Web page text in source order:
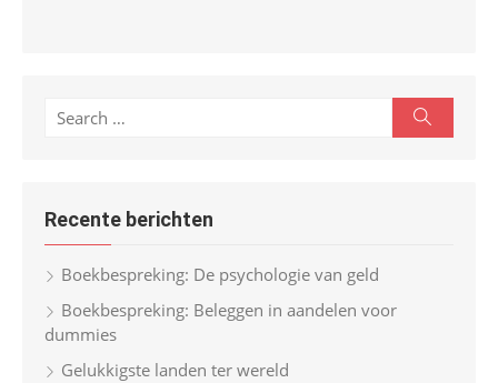
c
f
o
r
:
e
Recente berichten
Boekbespreking: De psychologie van geld
Boekbespreking: Beleggen in aandelen voor
dummies
Gelukkigste landen ter wereld